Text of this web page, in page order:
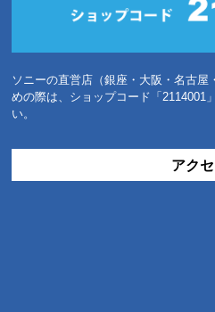
ソニーの直営店（銀座・大阪・名古
めの際は、ショップコード「2114001
い。
アク